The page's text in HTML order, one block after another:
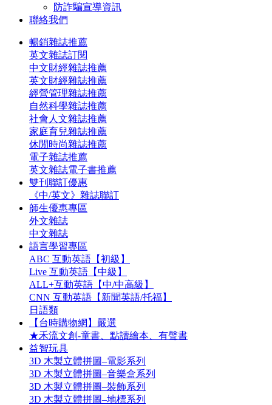
​防詐騙宣導資訊
聯絡我們
暢銷雜誌推薦
英文雜誌訂閱
中文財經雜誌推薦
英文財經雜誌推薦
經營管理雜誌推薦
自然科學雜誌推薦
社會人文雜誌推薦
家庭育兒雜誌推薦
休閒時尚雜誌推薦
電子雜誌推薦
英文雜誌電子書推薦
雙刊聯訂優惠
《中/英文》雜誌聯訂
師生優惠專區
外文雜誌
中文雜誌
語言學習專區
ABC 互動英語【初級】
Live 互動英語【中級】
ALL+互動英語【中/中高級】
CNN 互動英語【新聞英語/托福】
日語類
【台時購物網】嚴選
★禾流文創-童書、點讀繪本、有聲書
益智玩具
3D 木製立體拼圖–電影系列
3D 木製立體拼圖–音樂盒系列
3D 木製立體拼圖–裝飾系列
3D 木製立體拼圖–地標系列